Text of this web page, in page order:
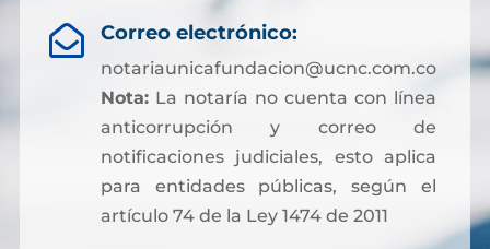
 Correo electrónico:
notariaunicafundacion@ucnc.com.co
Nota:La notaría no cuenta con línea
anticorrupción y correo de
notificaciones judiciales, esto aplica
para entidades públicas, según el
artículo 74 de la Ley 1474 de 2011